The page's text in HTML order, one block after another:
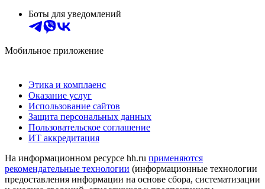
Боты для уведомлений
Мобильное приложение
Этика и комплаенс
Оказание услуг
Использование сайтов
Защита персональных данных
Пользовательское соглашение
ИТ аккредитация
На информационном ресурсе hh.ru применяются
рекомендательные технологии (информационные технологии
предоставления информации на основе сбора, систематизации